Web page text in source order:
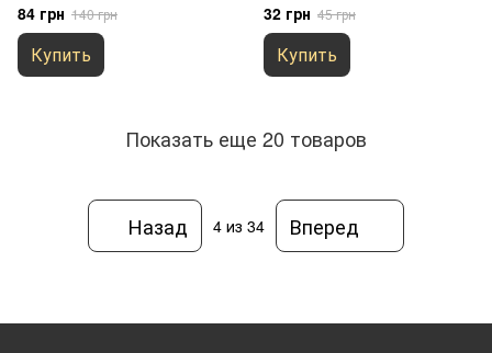
84 грн 140 грн
Купить
32 грн 45 грн
Купить
Показать еще 20 товаров
Назад 4 из 34 Вперед